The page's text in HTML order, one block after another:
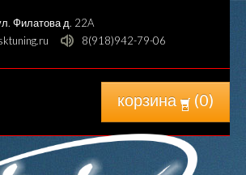
Филатова д. 22A
8(918)942-79-06
корзина (0)